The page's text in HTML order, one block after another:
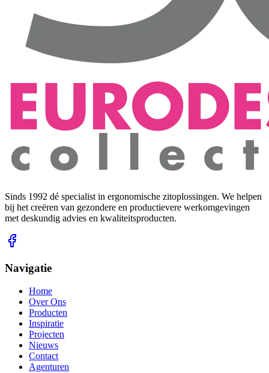
Sinds 1992 dé specialist in ergonomische zitoplossingen. We helpen
bij het creëren van gezondere en productievere werkomgevingen
met deskundig advies en kwaliteitsproducten.
Navigatie
Home
Over Ons
Producten
Inspiratie
Projecten
Nieuws
Contact
Agenturen